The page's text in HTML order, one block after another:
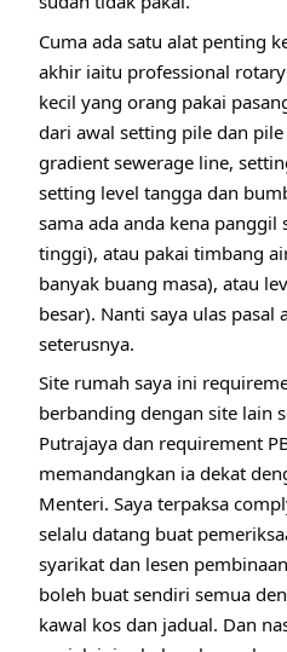
Cuma ada satu alat penting
akhir iaitu professional
kecil yang orang pakai
dari awal setting pile dan
gradient sewerage line,
setting level tangga dan
sama ada anda kena panggil
tinggi), atau pakai timbang
banyak buang masa), atau
besar). Nanti saya ulas
seterusnya.
Site rumah saya ini
berbanding dengan site lain
Putrajaya dan requirement
memandangkan ia dekat
Menteri. Saya terpaksa
selalu datang buat
syarikat dan lesen
boleh buat sendiri semua
kawal kos dan jadual. Dan